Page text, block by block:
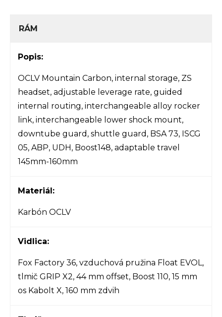
RÁM
Popis:
OCLV Mountain Carbon, internal storage, ZS
headset, adjustable leverage rate, guided
internal routing, interchangeable alloy rocker
link, interchangeable lower shock mount,
downtube guard, shuttle guard, BSA 73, ISCG
05, ABP, UDH, Boost148, adaptable travel
145mm-160mm
Materiál:
Karbón OCLV
Vidlica:
Fox Factory 36, vzduchová pružina Float EVOL,
tlmič GRIP X2, 44 mm offset, Boost 110, 15 mm
os Kabolt X, 160 mm zdvih